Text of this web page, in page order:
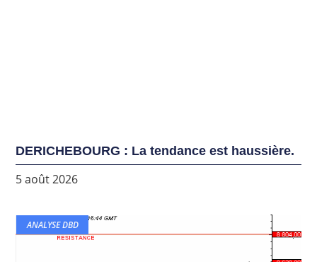
DERICHEBOURG : La tendance est haussière.
5 août 2026
ANALYSE DBD